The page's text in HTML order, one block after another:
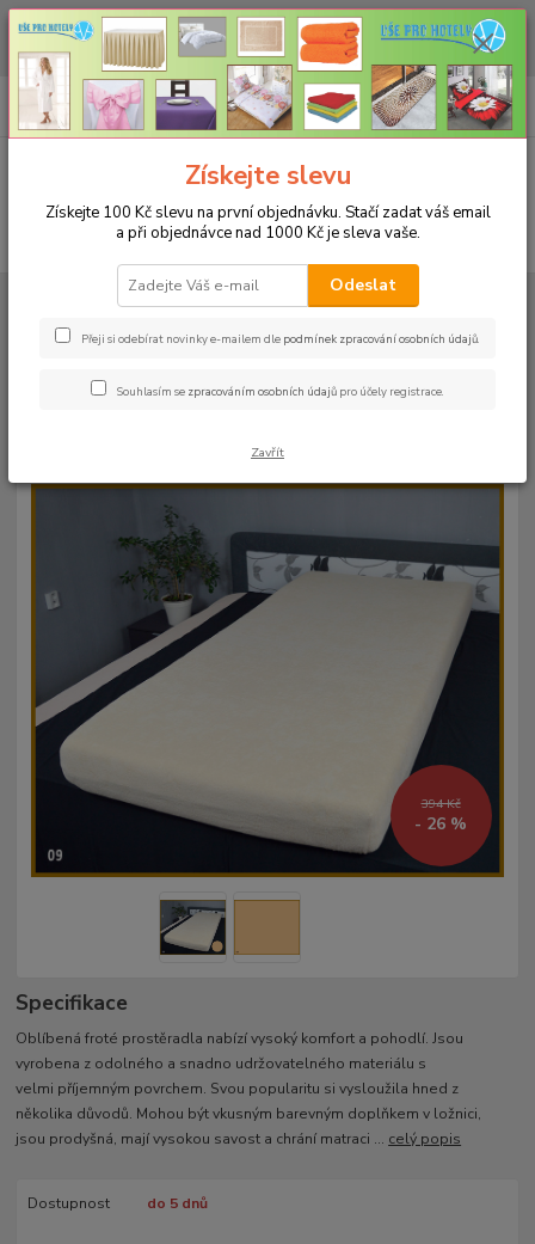
CHCETE NAKOUPIT VĚTŠÍ MNOŽSTVÍ NAŠICH PRODUKTŮ ZA LEPŠÍ
CENU? Klikněte ZDE
CZK
+420 773 794 023
Pondělí-pátek 9-16 hodin
0ks
za0 Kč
PROSTĚRADLA
Froté prostěradla s gumou - 190g/m2 - 45 barev
světle béžová
Froté prostěradlo 90x200cm -
394 Kč
- 26 %
Specifikace
Oblíbená froté prostěradla nabízí vysoký komfort a pohodlí. Jsou
vyrobena z odolného a snadno udržovatelného materiálu s
velmi příjemným povrchem. Svou popularitu si vysloužila hned z
několika důvodů. Mohou být vkusným barevným doplňkem v ložnici,
jsou prodyšná, mají vysokou savost a chrání matraci ... celý popis
Dostupnost do 5 dnů
Získejte slevu
Získejte 100 Kč slevu na první objednávku. Stačí zadat váš email
a při objednávce nad 1000 Kč je sleva vaše.
Odeslat
Přeji si odebírat novinky e-mailem dle podmínek zpracování osobních údajů.
Souhlasím se zpracováním osobních údajů pro účely registrace.
Zavřít